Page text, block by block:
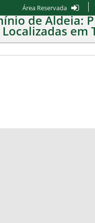
Área Reservada
de Aldeia: